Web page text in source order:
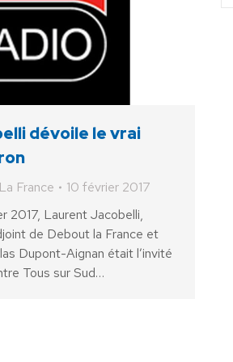
dévoile le vrai
France
10 février 2017
2017, Laurent Jacobelli,
de Debout la France et
Dupont-Aignan était l’invité
Tous sur Sud…